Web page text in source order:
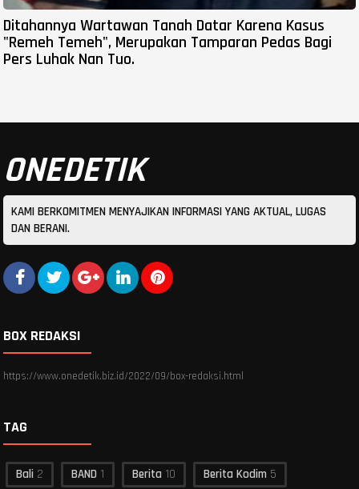
Ditahannya Wartawan Tanah Datar Karena Kasus
"Remeh Temeh", Merupakan Tamparan Pedas Bagi
Pers Luhak Nan Tuo.
ONEDETIK
KAMI BERKOMITMEN MENYAJIKAN INFORMASI YANG AKTUAL, LUGAS
DAN BERANI.
BOX REDAKSI
https://www.onedetik.biz.id/2022/09/box-redaksi.html
TAG
Bali 2 BAND 1 Berita 10 Berita Kodim 5